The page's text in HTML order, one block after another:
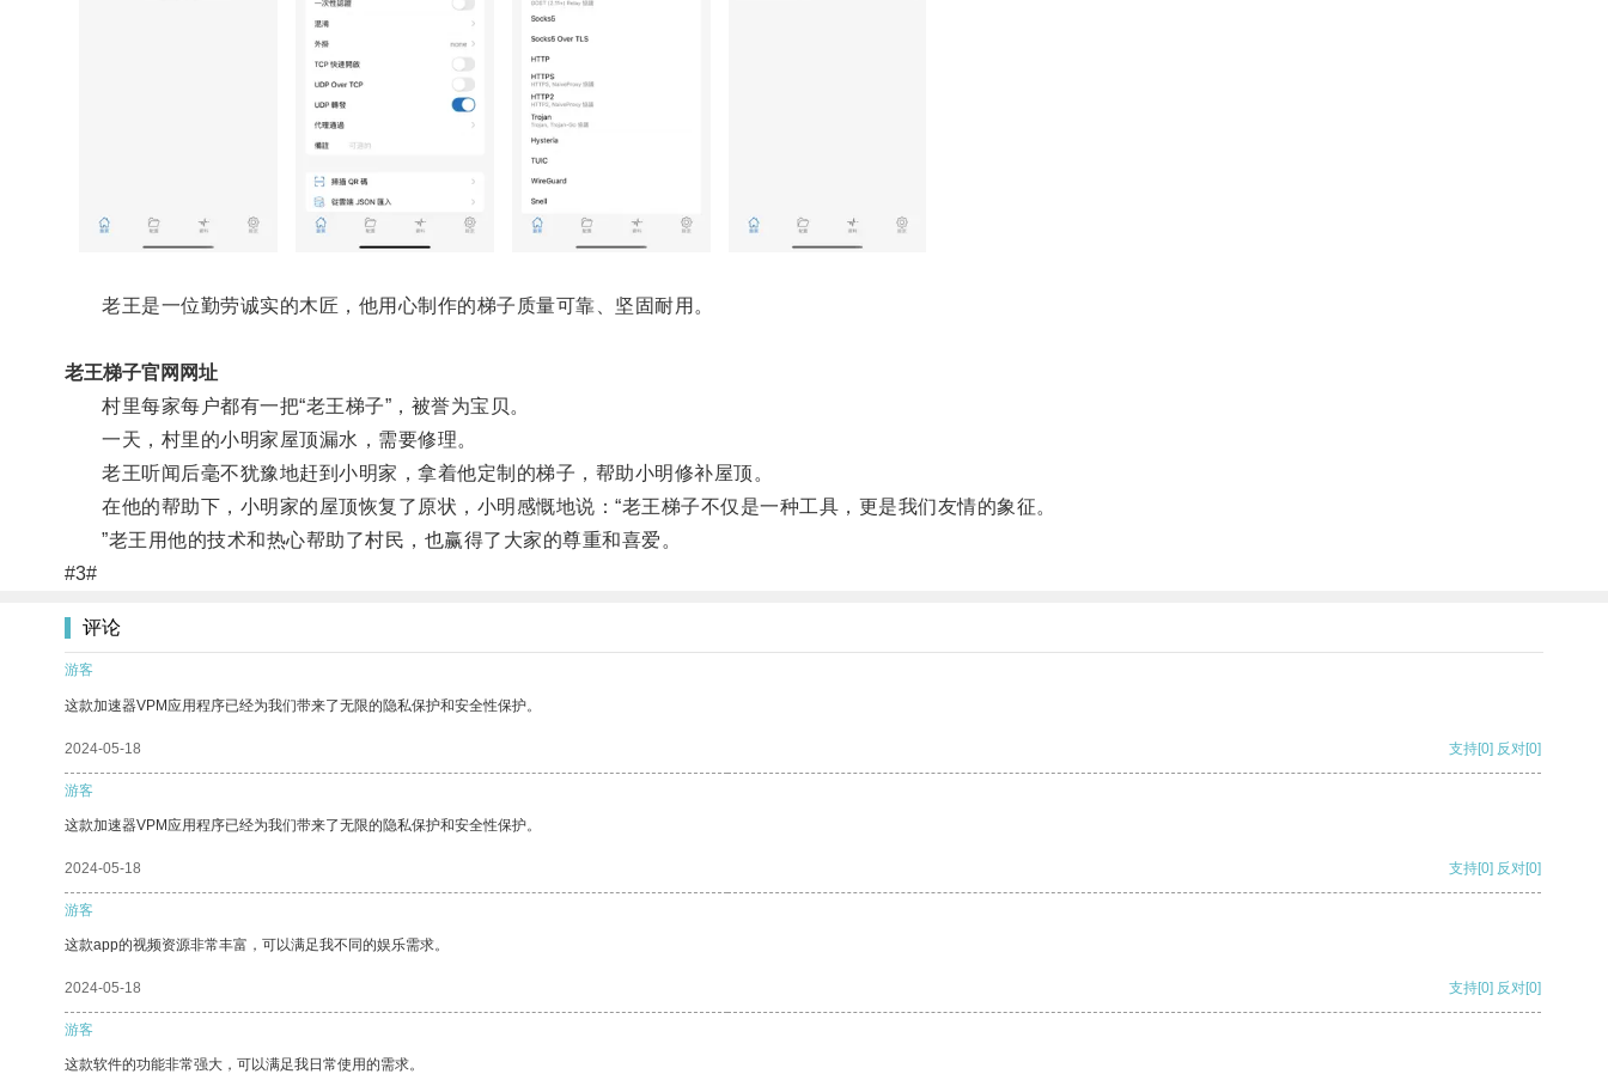
老王是一位勤劳诚实的木匠，他用心制作的梯子质量可靠、坚固耐用。
老王梯子官网网址
村里每家每户都有一把“老王梯子”，被誉为宝贝。
一天，村里的小明家屋顶漏水，需要修理。
老王听闻后毫不犹豫地赶到小明家，拿着他定制的梯子，帮助小明修补屋顶。
在他的帮助下，小明家的屋顶恢复了原状，小明感慨地说：“老王梯子不仅是一种工具，更是我们友情的象征。
”老王用他的技术和热心帮助了村民，也赢得了大家的尊重和喜爱。
#3#
评论
游客
这款加速器VPM应用程序已经为我们带来了无限的隐私保护和安全性保护。
2024-05-18 支持[0] 反对[0]
游客
这款加速器VPM应用程序已经为我们带来了无限的隐私保护和安全性保护。
2024-05-18 支持[0] 反对[0]
游客
这款app的视频资源非常丰富，可以满足我不同的娱乐需求。
2024-05-18 支持[0] 反对[0]
游客
这款软件的功能非常强大，可以满足我日常使用的需求。